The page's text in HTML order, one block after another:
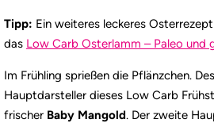
Tipp: Ein weiteres leckeres
das Low Carb Osterlamm – Paleo und
Im Frühling sprießen die Pflänzchen.
Hauptdarsteller dieses Low Carb
frischer Baby Mangold. Der zweite